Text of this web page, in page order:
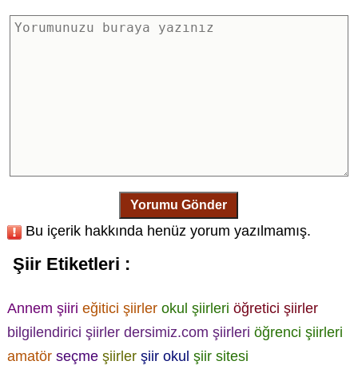
Yorumu Gönder
Bu içerik hakkında henüz yorum yazılmamış.
Şiir Etiketleri :
Annem şiiri eğitici şiirler okul şiirleri öğretici şiirler
bilgilendirici şiirler dersimiz.com şiirleri öğrenci şiirleri
amatör seçme şiirler şiir okul şiir sitesi